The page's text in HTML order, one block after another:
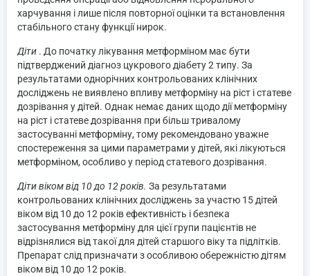
харчування і лише після повторної оцінки та встановлення
стабільного стану функції нирок.
Діти . До початку лікування метформіном має бути
підтверджений діагноз цукрового діабету 2 типу. За
результатами однорічних контрольованих клінічних
досліджень не виявлено впливу метформіну на ріст і статеве
дозрівання у дітей. Однак немає даних щодо дії метформіну
на ріст і статеве дозрівання при більш тривалому
застосуванні метформіну, тому рекомендовано уважне
спостереження за цими параметрами у дітей, які лікуються
метформіном, особливо у період статевого дозрівання.
Діти віком від 10 до 12 років. За результатами
контрольованих клінічних досліджень за участю 15 дітей
віком від 10 до 12 років ефективність і безпека
застосування метформіну для цієї групи пацієнтів не
відрізнялися від такої для дітей старшого віку та підлітків.
Препарат слід призначати з особливою обережністю дітям
віком від 10 до 12 років.